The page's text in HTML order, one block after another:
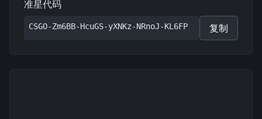
准星代码
CSGO-Zm6BB-HcuGS-yXNKz-NRnoJ-KL6FP 复制